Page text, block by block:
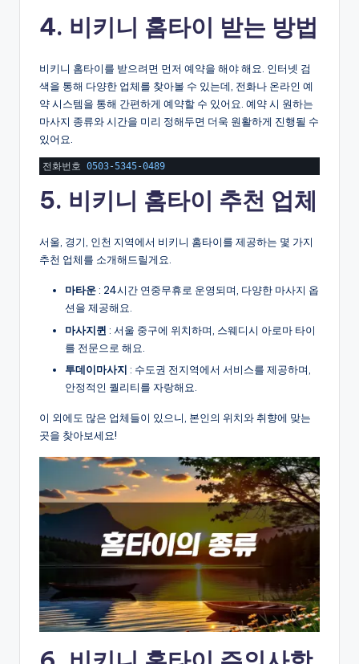
4. 비키니 홈타이 받는 방법
비키니 홈타이를 받으려면 먼저 예약을 해야 해요. 인터넷 검
색을 통해 다양한 업체를 찾아볼 수 있는데, 전화나 온라인 예
약 시스템을 통해 간편하게 예약할 수 있어요. 예약 시 원하는
마사지 종류와 시간을 미리 정해두면 더욱 원활하게 진행될 수
있어요.
전화번호 0503-5345-0489
5. 비키니 홈타이 추천 업체
서울, 경기, 인천 지역에서 비키니 홈타이를 제공하는 몇 가지
추천 업체를 소개해드릴게요.
마타운 : 24시간 연중무휴로 운영되며, 다양한 마사지 옵
션을 제공해요.
마사지퀸 : 서울 중구에 위치하며, 스웨디시 아로마 타이
를 전문으로 해요.
투데이마사지 : 수도권 전지역에서 서비스를 제공하며,
안정적인 퀄리티를 자랑해요.
이 외에도 많은 업체들이 있으니, 본인의 위치와 취향에 맞는
곳을 찾아보세요!